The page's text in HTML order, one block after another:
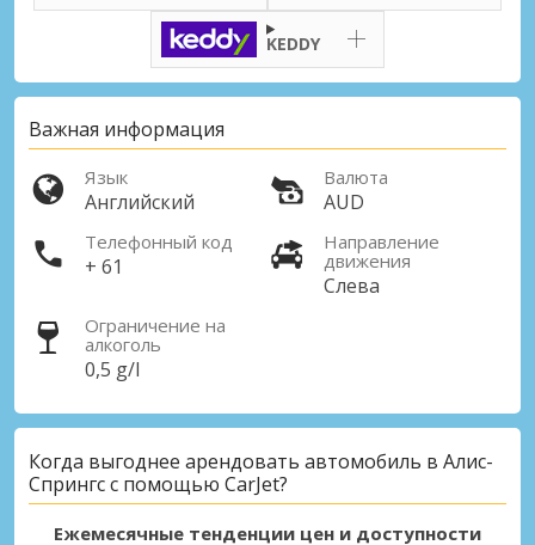
KEDDY
Важная информация
Язык
Английский
Валюта
AUD
Телефонный код
+ 61
Направление
движения
Слева
Ограничение на
алкоголь
0,5 g/l
Когда выгоднее арендовать автомобиль в Алис-
Спрингс с помощью CarJet?
Ежемесячные тенденции цен и доступности